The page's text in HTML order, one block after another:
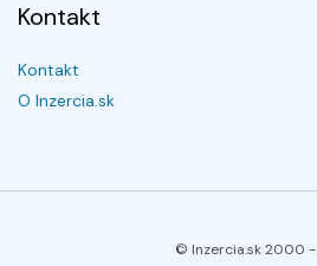
Kontakt
Kontakt
O Inzercia.sk
© Inzercia.sk 2000 -